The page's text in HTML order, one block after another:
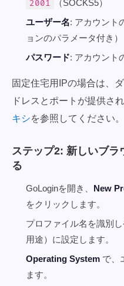
2001
（SOCKS5）
ユーザー名: アカウント
ョンのパラメータ付き）
パスワード: アカウント
固定住宅用IPの場合は、
ドレスとポートが提供さ
キシを参照してください。
ステップ2: 新しいブラ
る
GoLoginを開き、 New
をクリックします。
プロファイル名を識別
用途）に設定します。
Operating System で、
ます。